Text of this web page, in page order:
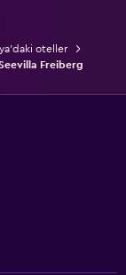
oteller
Freiberg